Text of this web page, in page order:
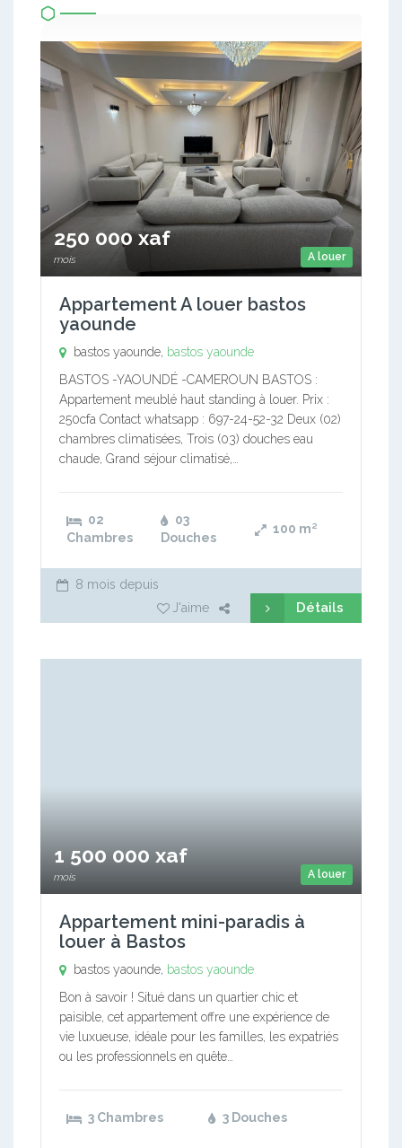
A louer
250 000 xaf
mois
Appartement A louer bastos
yaounde
bastos yaounde, bastos yaounde
BASTOS -YAOUNDÉ -CAMEROUN BASTOS :
Appartement meublé haut standing à louer. Prix :
250cfa Contact whatsapp : 697-24-52-32 Deux (02)
chambres climatisées, Trois (03) douches eau
chaude, Grand séjour climatisé,…
02
Chambres
03
Douches
100 m²
8 mois depuis
J'aime
Détails
A louer
1 500 000 xaf
mois
Appartement mini-paradis à
louer à Bastos
bastos yaounde, bastos yaounde
Bon à savoir ! Situé dans un quartier chic et
paisible, cet appartement offre une expérience de
vie luxueuse, idéale pour les familles, les expatriés
ou les professionnels en quête…
3 Chambres 3 Douches